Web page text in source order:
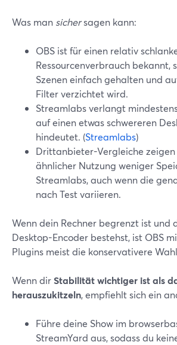
Was man sichersagen kann:
OBS ist für einen relativ
Ressourcenverbrauch bekannt,
Szenen einfach gehalten und
Filter verzichtet wird.
Streamlabs verlangt
auf einen etwas schwereren
hindeutet. (Streamlabs)
Drittanbieter-Vergleiche zeigen
ähnlicher Nutzung weniger
Streamlabs, auch wenn die
nach Test variieren.
Wenn dein Rechner begrenzt ist und
Desktop-Encoder bestehst, ist OBS
Plugins meist die konservativere
Wenn dirStabilität wichtiger ist als
herauszukitzeln, empfiehlt sich ein
Führe deine Show im
StreamYard aus, sodass du